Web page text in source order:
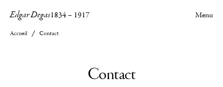
Edgar Degas1834– 1917 Menu
Accueil Contact
Contact